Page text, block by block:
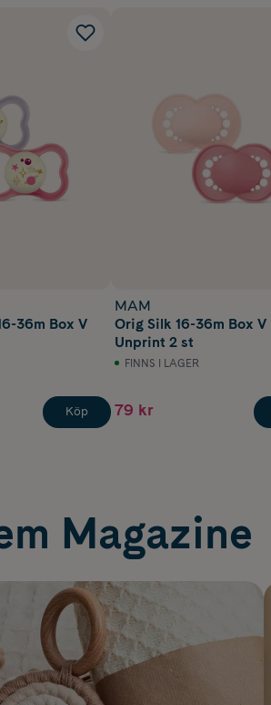
36m Box V
Köp
MAM
Orig Silk 16-36m Box V
Unprint 2 st
FINNS I LAGER
79 kr
Magazine